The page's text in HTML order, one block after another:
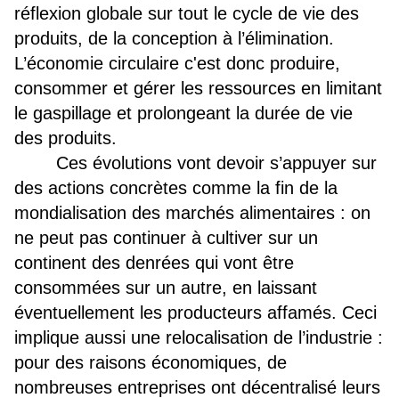
réflexion globale sur tout le cycle de vie des
produits, de la conception à l’élimination.
L’économie circulaire c'est donc produire,
consommer et gérer les ressources en limitant
le gaspillage et prolongeant la durée de vie
des produits.
Ces évolutions vont devoir s’appuyer sur
des actions concrètes comme la fin de la
mondialisation des marchés alimentaires : on
ne peut pas continuer à cultiver sur un
continent des denrées qui vont être
consommées sur un autre, en laissant
éventuellement les producteurs affamés. Ceci
implique aussi une relocalisation de l’industrie :
pour des raisons économiques, de
nombreuses entreprises ont décentralisé leurs